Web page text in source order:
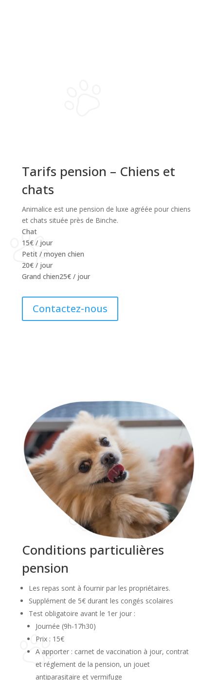
Tarifs pension – Chiens et
chats
Animalice est une pension de luxe agréée pour chiens
et chats située près de Binche.
Chat
15€ / jour
Petit / moyen chien
20€ / jour
Grand chien25€ / jour
Contactez-nous
Conditions particulières
pension
Les repas sont à fournir par les propriétaires.
Supplément de 5€ durant les congés scolaires
Test obligatoire avant le 1er jour :
Journée (9h-17h30)
Prix : 15€
A apporter : carnet de vaccination à jour, contrat
et réglement de la pension, un jouet
antiparasitaire et vermifuge